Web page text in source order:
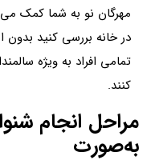
مهرگان نو به شما کمک
در خانه بررسی کنید بدون
تمامی افراد به ویژه
کنند.
مراحل انجام
به‌صورت